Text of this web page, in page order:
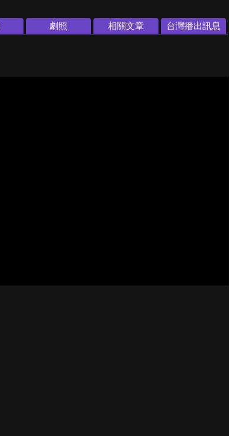
劇照 相關文章 台灣播出訊息